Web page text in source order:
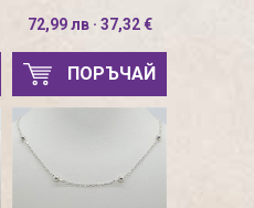
72,99 лв · 37,32 €
ПОРЪЧАЙ